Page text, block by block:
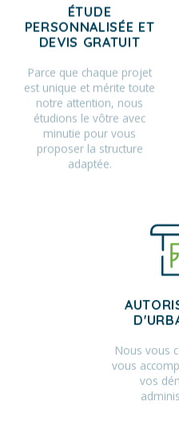
ÉTUDE
PERSONNALISÉE ET
DEVIS GRATUIT
Parce que chaque projet
est unique et mérite toute
notre attention, nous
étudions le vôtre avec
minutie pour vous
proposer la structure
adaptée.
vous
vos